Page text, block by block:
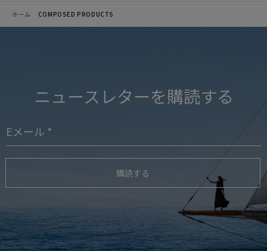
ホーム COMPOSED PRODUCTS
ニュースレターを購読する
購読する